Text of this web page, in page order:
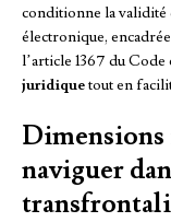
conditionne la validité
électronique,
l’article 1367 du
juridiquetout en
naviguer